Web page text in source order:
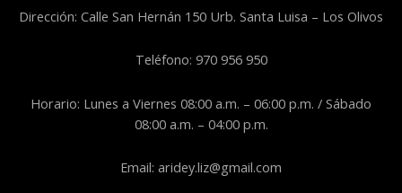
Dirección: Calle San Hernán 150 Urb. Santa Luisa – Los Olivos
Teléfono: 970 956 950
Horario: Lunes a Viernes 08:00 a.m. – 06:00 p.m. / Sábado
08:00 a.m. – 04:00 p.m.
Email: aridey.liz@gmail.com